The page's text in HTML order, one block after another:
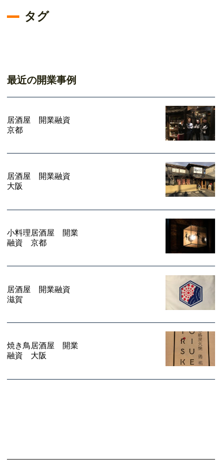
タグ
最近の開業事例
居酒屋 開業融資
京都
居酒屋 開業融資
大阪
小料理居酒屋 開業
融資 京都
居酒屋 開業融資
滋賀
焼き鳥居酒屋 開業
融資 大阪